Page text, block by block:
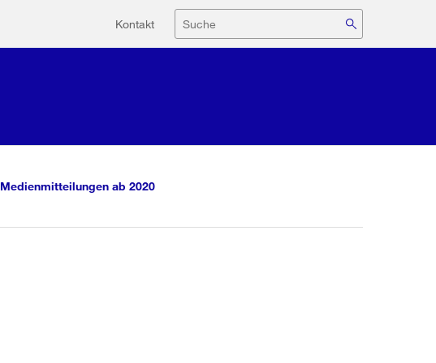
Hilfsnavigation
Kontakt Suche
Medienmitteilungen ab 2020